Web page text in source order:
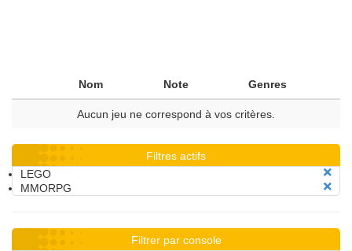
Nom Note Genres
Aucun jeu ne correspond à vos critères.
Filtres actifs
LEGO
MMORPG
Filtrer par console